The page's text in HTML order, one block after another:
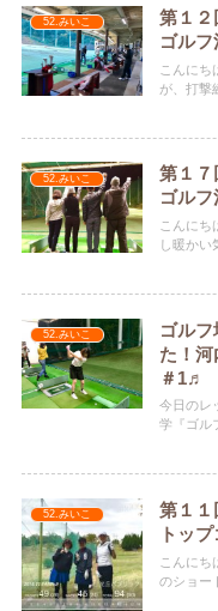
52.みいこ
第１２
ゴル
こんにち
が、打撃
52.みいこ
第１７
ゴル
こんに
し暖かい
52.みいこ
ゴル
た！
＃1♬
今日のレ
学『ゴル
52.みいこ
第１１
トッ
こんにち
のショー